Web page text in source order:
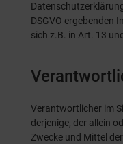
DSGVO ergebenden
sich z.B. in Art. 13
Verantwortlicher im
derjenige, der allein
Zwecke und Mittel